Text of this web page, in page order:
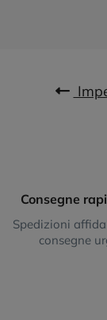
Consegne
Spedizioni
consegne